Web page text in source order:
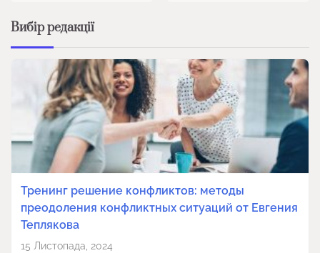
Вибір редакції
Тренинг решение конфликтов: методы
преодоления конфликтных ситуаций от Евгения
Теплякова
15 Листопада, 2024